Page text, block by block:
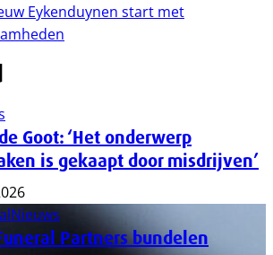
Eykenduynen start met
Goot: ‘Het onderwerp
is gekaapt door misdrijven’
Nieuws
Partners bundelen